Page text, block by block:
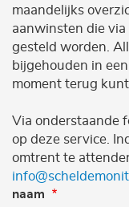
maandelijks
aanwinsten die
gesteld worden.
bijgehouden in een
moment terug
Via onderstaande
op deze service.
omtrent te
naam